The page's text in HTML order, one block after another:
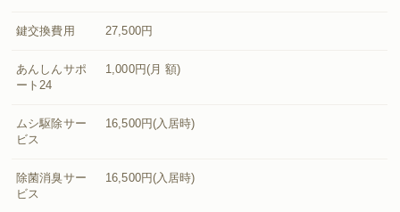
鍵交換費用 27,500円
あんしんサポ
ート24
1,000円(月 額)
ムシ駆除サー
ビス
16,500円(入居時)
除菌消臭サー
ビス
16,500円(入居時)